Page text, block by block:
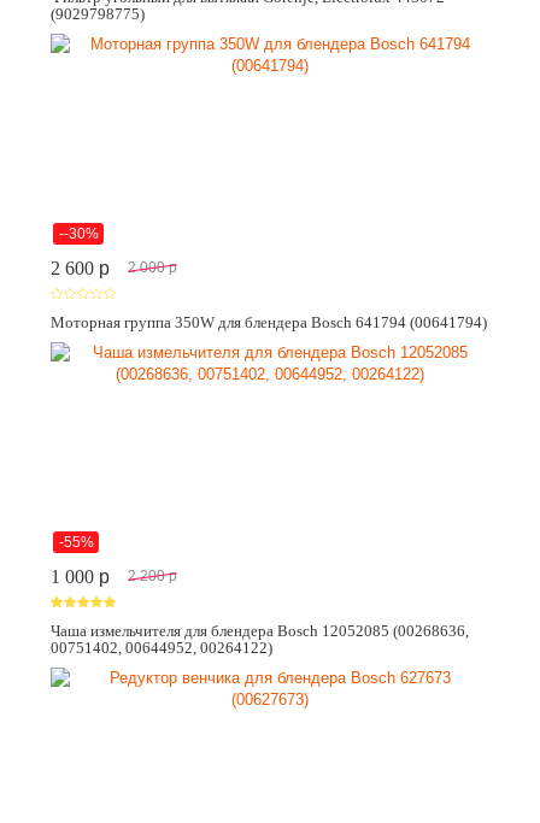
(9029798775)
--30%
2 600 p 2 000 p
Моторная группа 350W для блендера Bosch 641794 (00641794)
-55%
1 000 p 2 200 p
Чаша измельчителя для блендера Bosch 12052085 (00268636,
00751402, 00644952, 00264122)